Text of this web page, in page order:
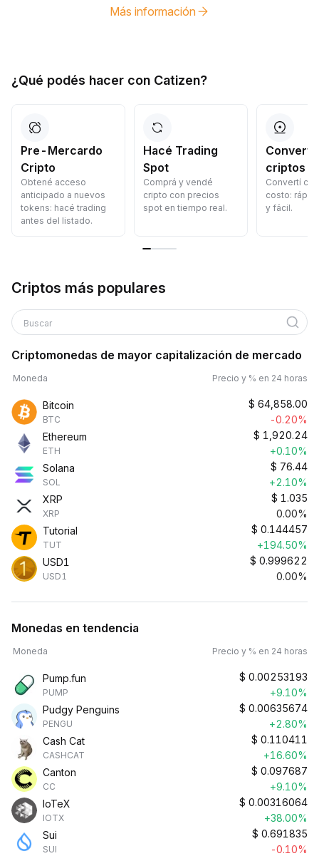
Más información
¿Qué podés hacer con Catizen?
Pre-Mercardo
Cripto
Obtené acceso
anticipado a nuevos
tokens: hacé trading
antes del listado.
Hacé Trading
Spot
Comprá y vendé
cripto con precios
spot en tiempo real.
Convertí
criptos
Convertí
costo:
y fácil.
Criptos más populares
Buscar
Criptomonedas de mayor capitalización de mercado
Moneda Precio y % en 24 horas
Bitcoin
BTC
$ 64,858.00
-0.20%
Ethereum
ETH
$ 1,920.24
+0.10%
Solana
SOL
$ 76.44
+2.10%
XRP
XRP
$ 1.035
0.00%
Tutorial
TUT
$ 0.144457
+194.50%
USD1
USD1
$ 0.999622
0.00%
Monedas en tendencia
Moneda Precio y % en 24 horas
Pump.fun
PUMP
$ 0.00253193
+9.10%
Pudgy Penguins
PENGU
$ 0.00635674
+2.80%
Cash Cat
CASHCAT
$ 0.110411
+16.60%
Canton
CC
$ 0.097687
+9.10%
IoTeX
IOTX
$ 0.00316064
+38.00%
Sui
SUI
$ 0.691835
-0.10%